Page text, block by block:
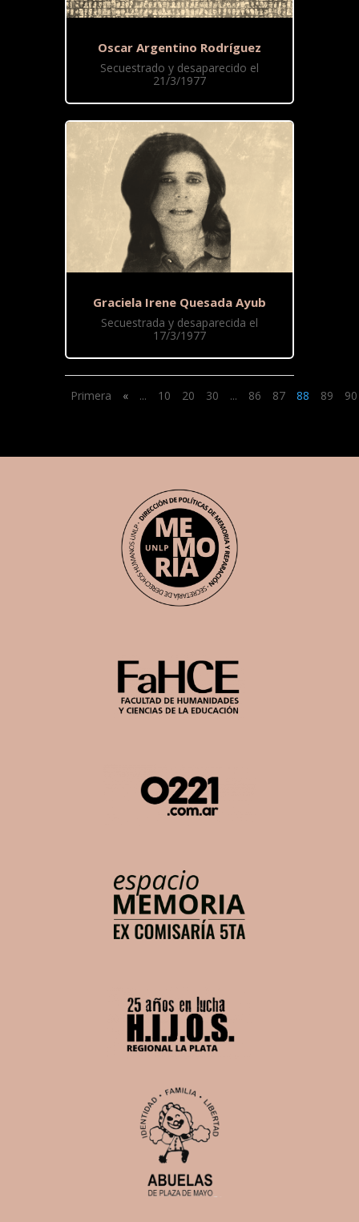
Oscar Argentino Rodríguez
Secuestrado y desaparecido el
21/3/1977
Graciela Irene Quesada Ayub
Secuestrada y desaparecida el
17/3/1977
Primera « ... 10 20 30 ... 86 87 88 89 90